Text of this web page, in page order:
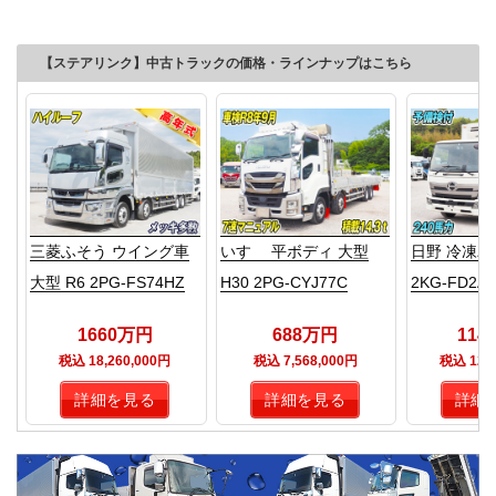
【ステアリンク】中古トラックの価格・ラインナップはこちら
三菱ふそう ウイング車
大型 R6 2PG-FS74HZ
1660万円
税込 18,260,000円
詳細を見る
いすゞ 平ボディ 大型
H30 2PG-CYJ77C
688万円
税込 7,568,000円
詳細を見る
日野 冷凍
2KG-
税込
詳細